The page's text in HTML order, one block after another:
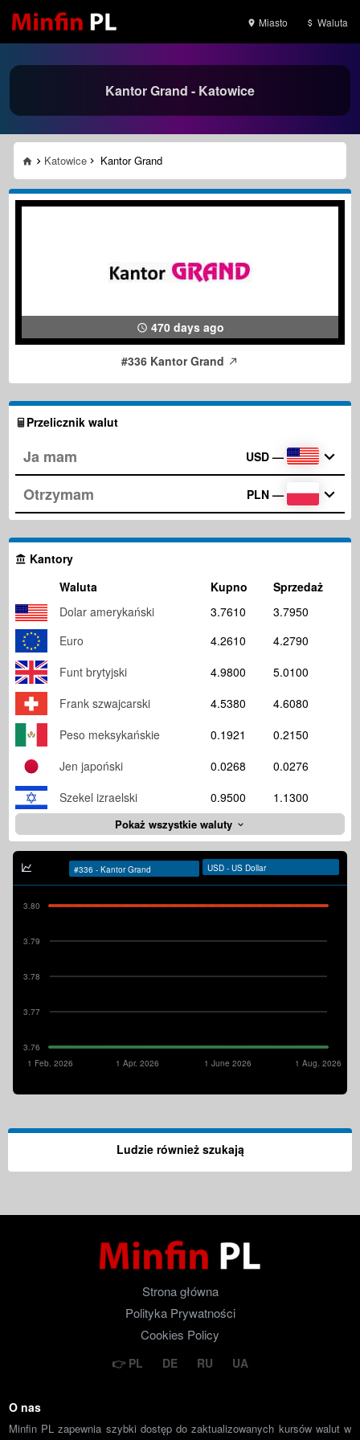
Miasto Waluta
Kantor Grand - Katowice
Katowice Kantor Grand
470 days ago
#336 Kantor Grand
Przelicznik walut
USD —
PLN —
Kantory
Waluta
Kupno
Sprzedaż
Dolar amerykański
3.7610
3.7950
Euro
4.2610
4.2790
Funt brytyjski
4.9800
5.0100
Frank szwajcarski
4.5380
4.6080
Peso meksykańskie
0.1921
0.2150
Jen japoński
0.0268
0.0276
Szekel izraelski
0.9500 1.1300
Pokaż wszystkie waluty
3.76
3.77
3.78
3.79
3.80
1 Aug. 2026
1 June 2026
1 Apr. 2026
1 Feb. 2026
Ludzie również szukają
Strona główna
Polityka Prywatności
Cookies Policy
PL DE RU UA
O nas
Minfin PL zapewnia szybki dostęp do zaktualizowanych kursów walut w